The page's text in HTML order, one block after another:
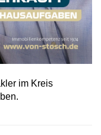
im Kreis